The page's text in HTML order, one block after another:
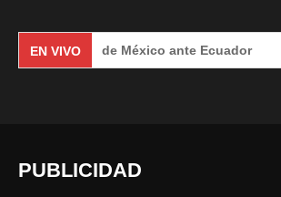
EN VIVO
de México ante Ecuador
PUBLICIDAD